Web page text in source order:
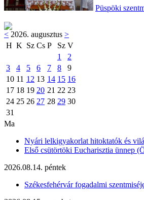
Püspöki
< 2026. augusztus >
H K Sz Cs P Sz V
1
2
3
4 5 6 7 8
9
10 11 12 13 14 15 16
17 18 19 20 21 22 23
24 25 26 27 28 29 30
31
Ma
Nyári lelkigyakorlat hitoktatók és
Első csütörtöki Eucharisztia ünnep
2026.08.14. péntek
Székesfehérvár fogadalmi